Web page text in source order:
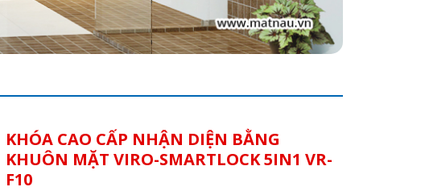
KHÓA CAO CẤP NHẬN DIỆN BẰNG
KHUÔN MẶT VIRO-SMARTLOCK 5IN1 VR-
F10